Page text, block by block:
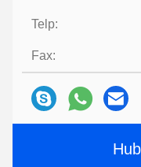
Telp:
Fax: